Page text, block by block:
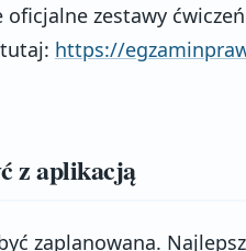
zestawy
https://
z aplikacją
zaplanowana.